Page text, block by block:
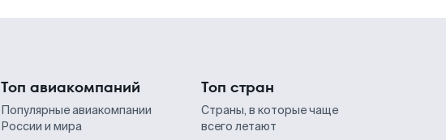
Топ авиакомпаний
Популярные авиакомпании
России и мира
Топ стран
Страны, в которые чаще
всего летают